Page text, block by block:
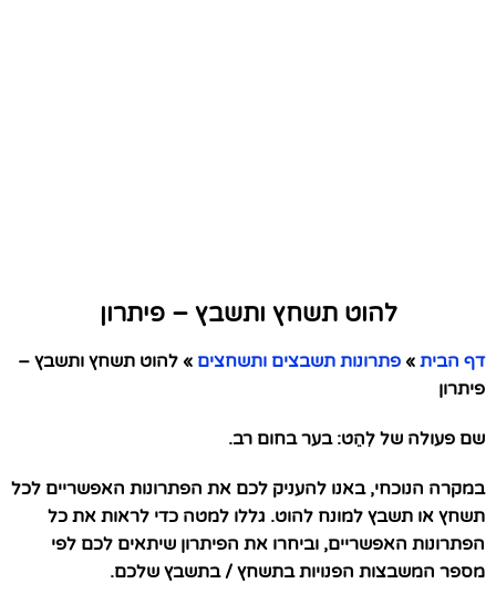
להוט תשחץ ותשבץ – פיתרון
דף הבית » פתרונות תשבצים ותשחצים » להוט תשחץ ותשבץ –
פיתרון
שם פעולה של לִהֵט: בער בחום רב.
במקרה הנוכחי, באנו להעניק לכם את הפתרונות האפשריים לכל
תשחץ או תשבץ למונח להוט. גללו למטה כדי לראות את כל
הפתרונות האפשריים, וביחרו את הפיתרון שיתאים לכם לפי
מספר המשבצות הפנויות בתשחץ / בתשבץ שלכם.